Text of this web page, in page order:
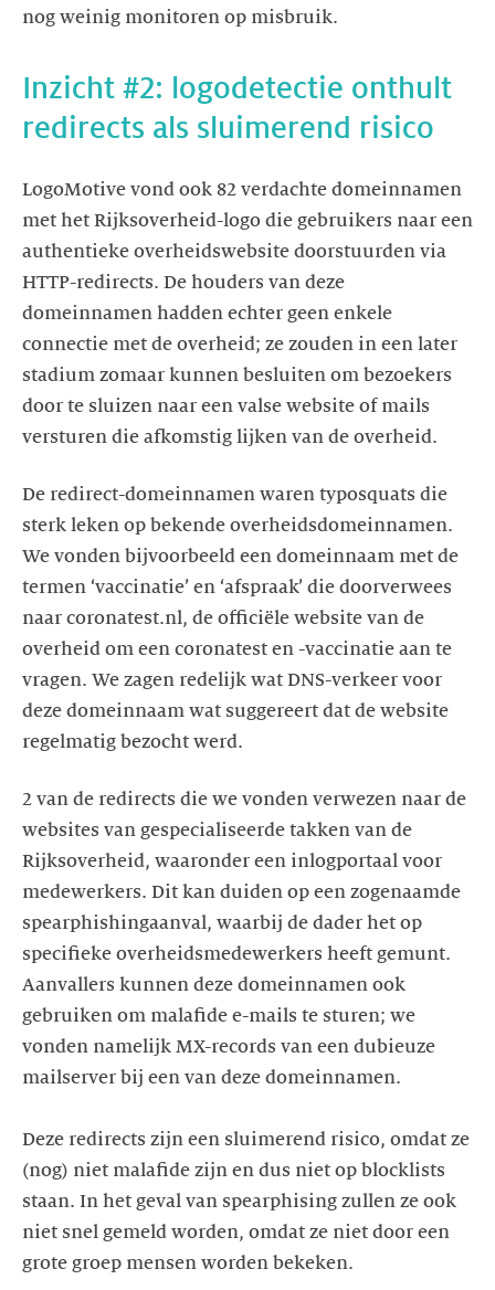
nog weinig monitoren op misbruik.
Inzicht #2: logodetectie onthult
LogoMotive vond ook 82 verdachte domeinnamen
met het Rijksoverheid-logo die gebruikers naar een
authentieke overheidswebsite doorstuurden via
HTTP-redirects. De houders van deze
domeinnamen hadden echter geen enkele
connectie met de overheid; ze zouden in een later
stadium zomaar kunnen besluiten om bezoekers
door te sluizen naar een valse website of mails
versturen die afkomstig lijken van de overheid.
De redirect-domeinnamen waren typosquats die
sterk leken op bekende overheidsdomeinnamen.
We vonden bijvoorbeeld een domeinnaam met de
termen ‘vaccinatie’ en ‘afspraak’ die doorverwees
naar coronatest.nl, de officiële website van de
overheid om een coronatest en -vaccinatie aan te
vragen. We zagen redelijk wat DNS-verkeer voor
deze domeinnaam wat suggereert dat de website
regelmatig bezocht werd.
2 van de redirects die we vonden verwezen naar de
websites van gespecialiseerde takken van de
Rijksoverheid, waaronder een inlogportaal voor
medewerkers. Dit kan duiden op een zogenaamde
spearphishingaanval, waarbij de dader het op
specifieke overheidsmedewerkers heeft gemunt.
Aanvallers kunnen deze domeinnamen ook
gebruiken om malafide e-mails te sturen; we
vonden namelijk MX-records van een dubieuze
mailserver bij een van deze domeinnamen.
Deze redirects zijn een sluimerend risico, omdat ze
(nog) niet malafide zijn en dus niet op blocklists
staan. In het geval van spearphising zullen ze ook
niet snel gemeld worden, omdat ze niet door een
grote groep mensen worden bekeken.